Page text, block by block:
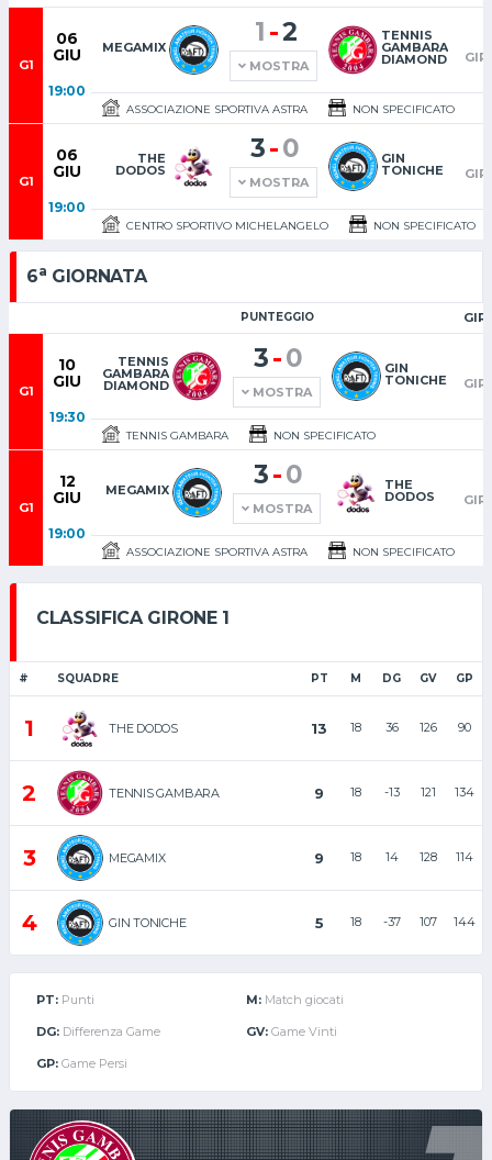
G1
06
GIU
19:00
MEGAMIX 1 -2
MOSTRA
TENNIS
GAMBARA
DIAMOND
ASSOCIAZIONE SPORTIVA ASTRA NON SPECIFICATO
G1
06
GIU
19:00
THE
DODOS
3-0
MOSTRA
GIN
TONICHE
CENTRO SPORTIVO MICHELANGELO NON SPECIFICATO
6a GIORNATA
PUNTEGGIO
G1
10
GIU
19:30
TENNIS
GAMBARA
DIAMOND
3-0
MOSTRA
GIN
TONICHE
TENNIS GAMBARA NON SPECIFICATO
G1
12
GIU
19:00
MEGAMIX 3-0
MOSTRA
THE
DODOS
ASSOCIAZIONE SPORTIVA ASTRA NON SPECIFICATO
CLASSIFICA GIRONE 1
# SQUADRE PT M DG GV GP
1 THE DODOS 13 18 36 126 90
2 TENNIS GAMBARA DIAMOND 9 18 -13 121 134
3 MEGAMIX 9 18 14 128 114
4 GIN TONICHE 5 18 -37 107 144
PT: Punti M: Match giocati
DG: Differenza Game GV: Game Vinti
GP: Game Persi